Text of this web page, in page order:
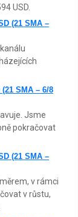
USD.
(21 SMA –
SMA – 6/8
Jsme
pokračovat
(21 SMA –
v rámci
v růstu,